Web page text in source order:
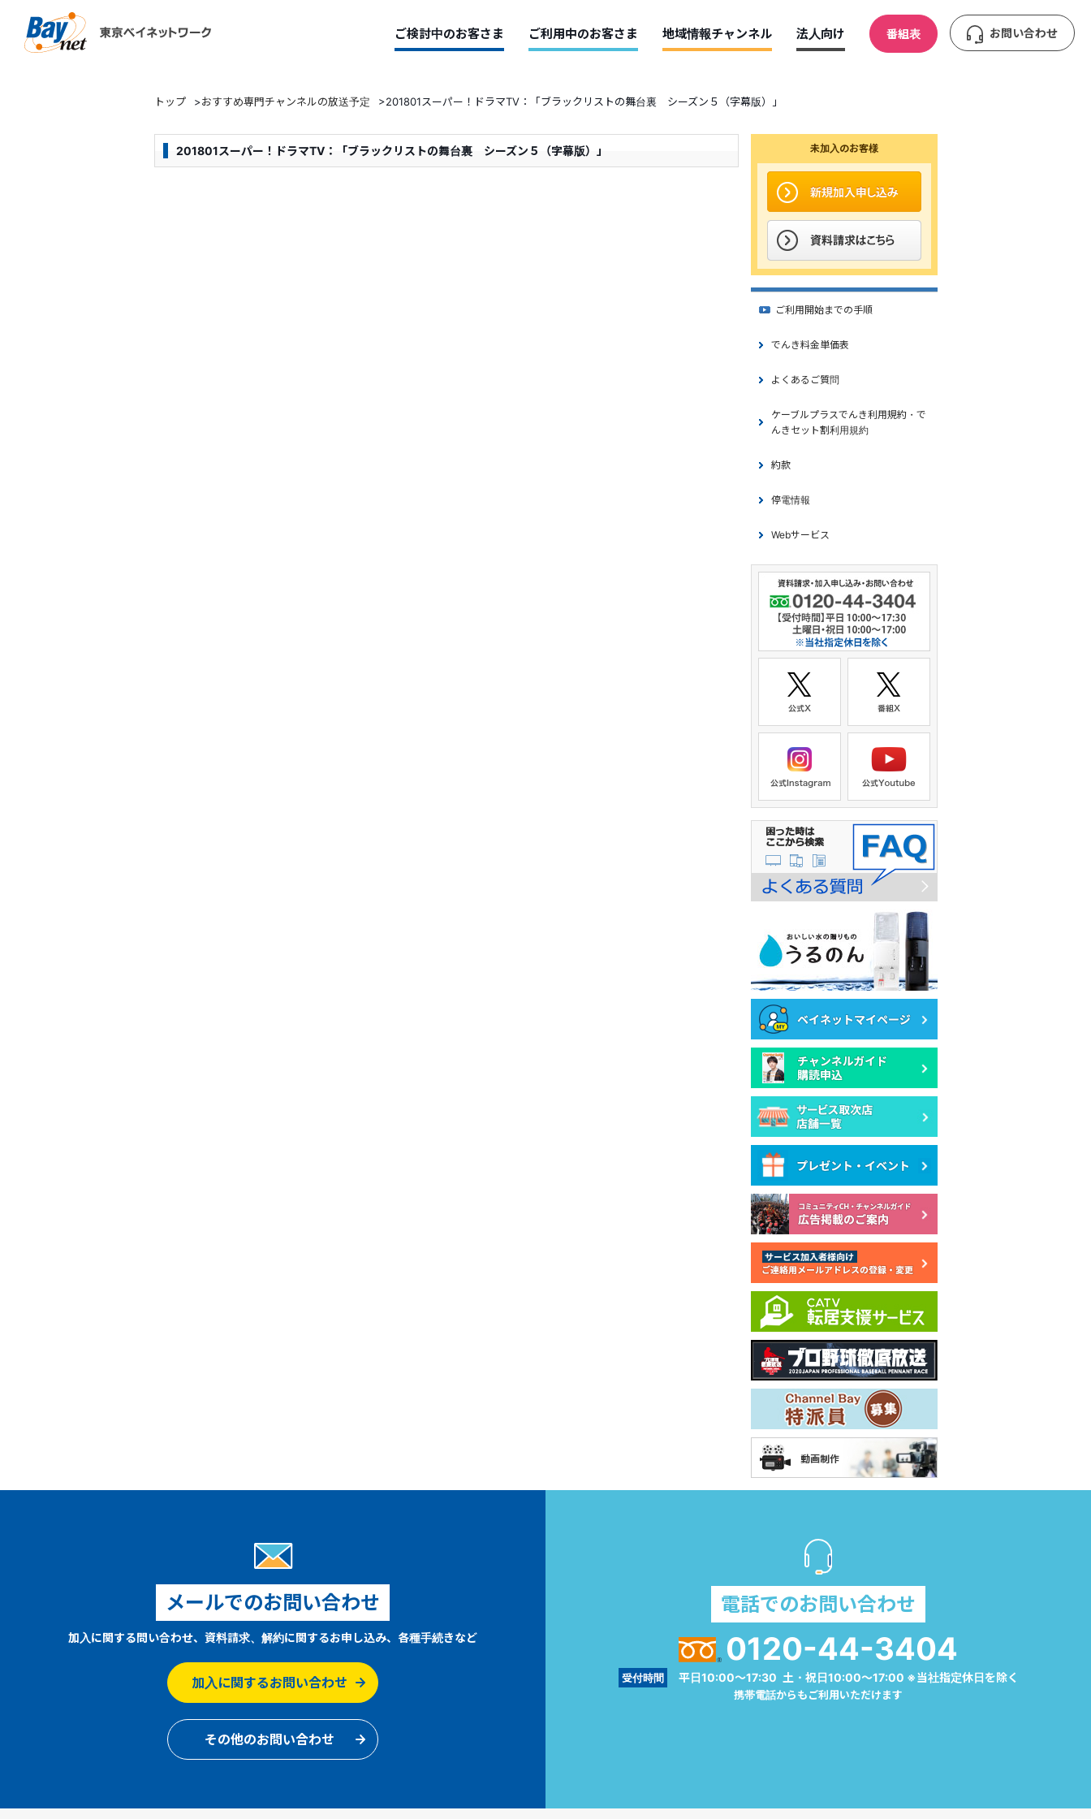
ご検討中のお客さま ご利用中のお客さま 地域情報チャンネル 法人向け 番組表 お問い合わせ
トップ >おすすめ専門チャンネルの放送予定 >201801スーパー！ドラマTV：「ブラックリストの舞台裏 シーズン５（字幕版）」
201801スーパー！ドラマTV：「ブラックリストの舞台裏 シーズン５（字幕版）」 未加入のお客様
ご利用開始までの手順
でんき料金単価表
よくあるご質問
ケーブルプラスでんき利用規約・で
んきセット割利用規約
約款
停電情報
Webサービス
メールでのお問い合わせ
加入に関する問い合わせ、資料請求、解約に関するお申し込み、各種手続きなど
加入に関するお問い合わせ
その他のお問い合わせ
電話でのお問い合わせ
0120-44-3404
受付時間 平日10:00～17:30 土・祝日10:00～17:00 ※当社指定休日を除く
携帯電話からもご利用いただけます